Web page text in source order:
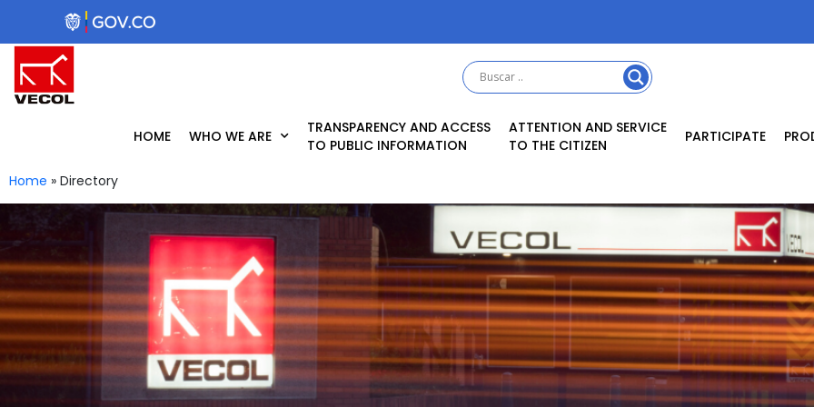
content
HOME WHO WE ARE
TRANSPARENCY AND ACCESS
TO PUBLIC INFORMATION
ATTENTION AND SERVICE
TO THE CITIZEN
PARTICIPATE
Home » Directory